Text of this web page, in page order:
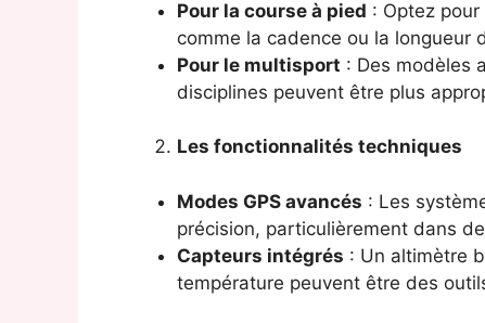
Pour la course à pied : Optez
comme la cadence ou la longueur
Pour le multisport : Des modèles
disciplines peuvent être plus
Les fonctionnalités techniques
Modes GPS avancés : Les
précision, particulièrement dans
Capteurs intégrés : Un altimètre
température peuvent être des